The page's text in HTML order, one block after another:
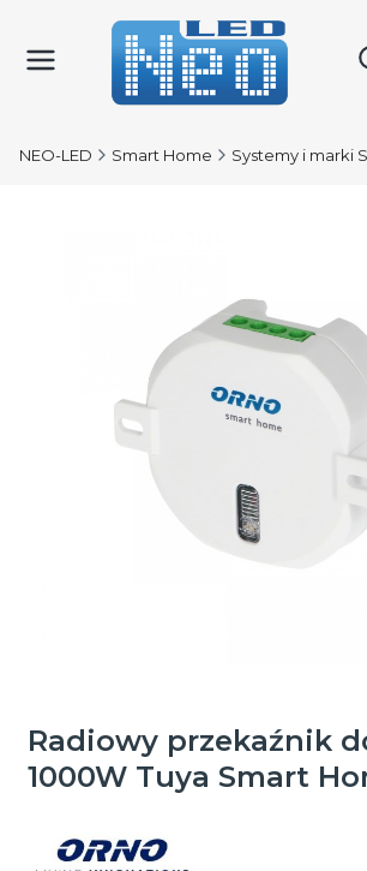
NEO-LED Smart Home Systemy i marki
Radiowy przekaźnik
1000W Tuya Smart